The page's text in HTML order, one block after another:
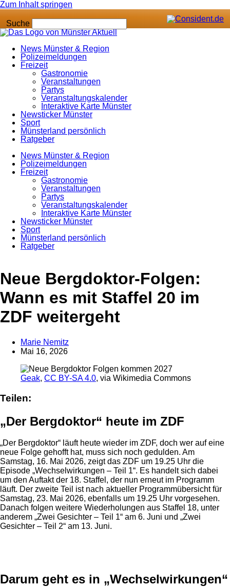
Zum Inhalt springen
Suche
News Münster & Region
Polizeimeldungen
Freizeit
Gastronomie
Veranstaltungen
Partys
Veranstaltungskalender
Interaktive Karte Münster
Newsticker Münster
Sport
Münsterland persönlich
Ratgeber
News Münster & Region
Polizeimeldungen
Freizeit
Gastronomie
Veranstaltungen
Partys
Veranstaltungskalender
Interaktive Karte Münster
Newsticker Münster
Sport
Münsterland persönlich
Ratgeber
Anzeige
Neue Bergdoktor-Folgen:
Wann es mit Staffel 20 im
ZDF weitergeht
Marie Nemitz
Mai 16, 2026
Geak, CC BY-SA 4.0, via Wikimedia Commons
Teilen:
„Der Bergdoktor“ heute im ZDF
„Der Bergdoktor“ läuft heute wieder im ZDF, doch wer auf eine
neue Folge gehofft hat, muss sich noch gedulden. Am
Samstag, 16. Mai 2026, zeigt das ZDF um 19.25 Uhr die
Episode „Wechselwirkungen – Teil 1“. Es handelt sich dabei
um den Auftakt der 18. Staffel, der nun erneut im Programm
läuft. Der zweite Teil ist nach aktueller Programmübersicht für
Samstag, 23. Mai 2026, ebenfalls um 19.25 Uhr vorgesehen.
Danach folgen weitere Wiederholungen aus Staffel 18, unter
anderem „Zwei Gesichter – Teil 1“ am 6. Juni und „Zwei
Gesichter – Teil 2“ am 13. Juni.
Darum geht es in „Wechselwirkungen“